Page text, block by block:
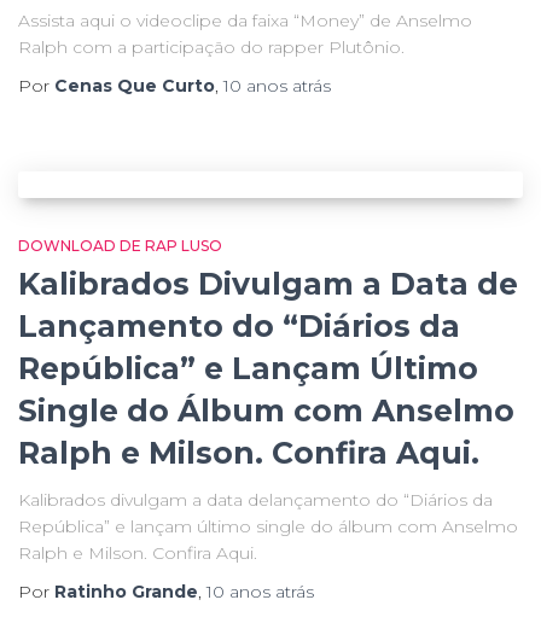
Assista aqui o videoclipe da faixa “Money” de Anselmo
Ralph com a participação do rapper Plutônio.
Por Cenas Que Curto,10 anos atrás
DOWNLOAD DE RAP LUSO
Kalibrados Divulgam a Data de
Lançamento do “Diários da
República” e Lançam Último
Single do Álbum com Anselmo
Ralph e Milson. Confira Aqui.
Kalibrados divulgam a data delançamento do “Diários da
República” e lançam último single do álbum com Anselmo
Ralph e Milson. Confira Aqui.
Por Ratinho Grande,10 anos atrás